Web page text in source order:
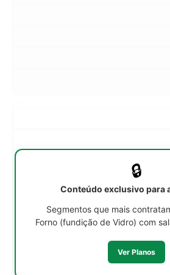
🔒
Conteúdo exclusivo para
Segmentos que mais
Forno (fundição de Vidro) com
Ver Planos